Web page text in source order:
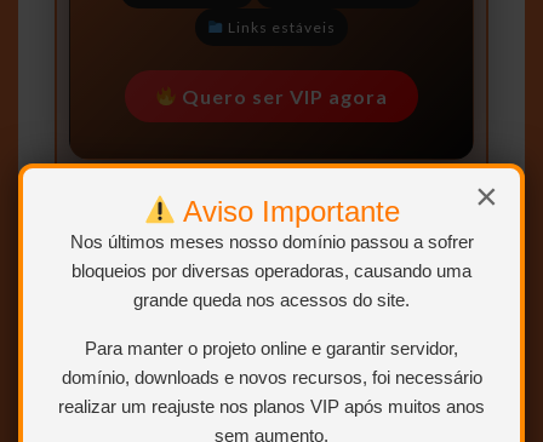
×
Aviso Importante
Nos últimos meses nosso domínio passou a sofrer
bloqueios por diversas operadoras, causando uma
grande queda nos acessos do site.
Para manter o projeto online e garantir servidor,
domínio, downloads e novos recursos, foi necessário
realizar um reajuste nos planos VIP após muitos anos
sem aumento.
Links estáveis
Quero ser VIP agora
Para saber como ser VIP ou
Colaborador.
Todos os Arquivos